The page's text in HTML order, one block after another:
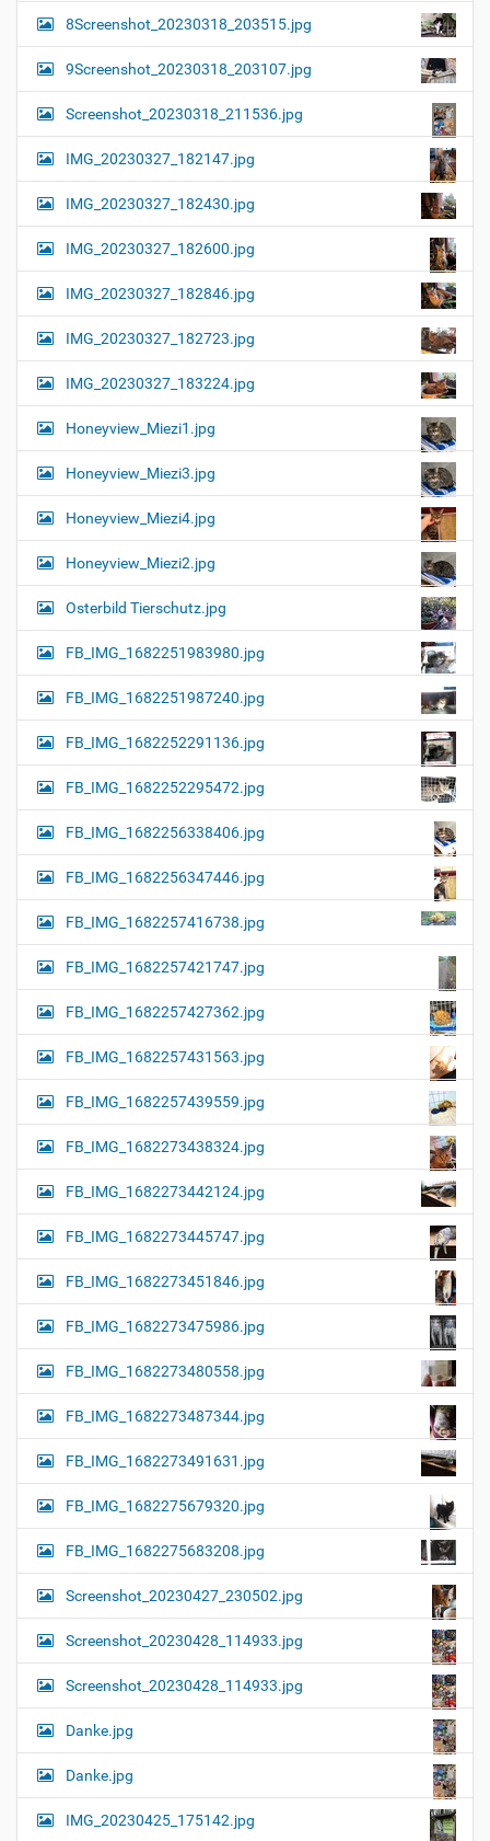
8Screenshot_20230318_203515.jpg
9Screenshot_20230318_203107.jpg
Screenshot_20230318_211536.jpg
IMG_20230327_182147.jpg
IMG_20230327_182430.jpg
IMG_20230327_182600.jpg
IMG_20230327_182846.jpg
IMG_20230327_182723.jpg
IMG_20230327_183224.jpg
Honeyview_Miezi1.jpg
Honeyview_Miezi3.jpg
Honeyview_Miezi4.jpg
Honeyview_Miezi2.jpg
Osterbild Tierschutz.jpg
FB_IMG_1682251983980.jpg
FB_IMG_1682251987240.jpg
FB_IMG_1682252291136.jpg
FB_IMG_1682252295472.jpg
FB_IMG_1682256338406.jpg
FB_IMG_1682256347446.jpg
FB_IMG_1682257416738.jpg
FB_IMG_1682257421747.jpg
FB_IMG_1682257427362.jpg
FB_IMG_1682257431563.jpg
FB_IMG_1682257439559.jpg
FB_IMG_1682273438324.jpg
FB_IMG_1682273442124.jpg
FB_IMG_1682273445747.jpg
FB_IMG_1682273451846.jpg
FB_IMG_1682273475986.jpg
FB_IMG_1682273480558.jpg
FB_IMG_1682273487344.jpg
FB_IMG_1682273491631.jpg
FB_IMG_1682275679320.jpg
FB_IMG_1682275683208.jpg
Screenshot_20230427_230502.jpg
Screenshot_20230428_114933.jpg
Screenshot_20230428_114933.jpg
Danke.jpg
Danke.jpg
IMG_20230425_175142.jpg